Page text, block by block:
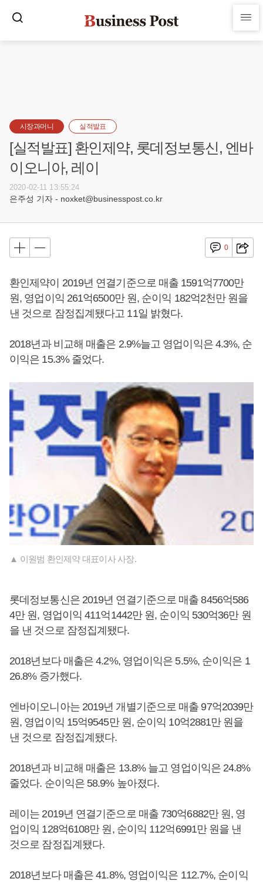
시장과머니 실적발표
[실적발표] 환인제약, 롯데정보통신, 엔바
이오니아, 레이
2020-02-11 13:55:24
은주성 기자 - noxket@businesspost.co.kr
0
환인제약이 2019년 연결기준으로 매출 1591억7700만
원, 영업이익 261억6500만 원, 순이익 182억2천만 원을
낸 것으로 잠정집계됐다고 11일 밝혔다.
2018년과 비교해 매출은 2.9%늘고 영업이익은 4.3%, 순
이익은 15.3% 줄었다.
▲ 이원범 환인제약 대표이사 사장.
롯데정보통신은 2019년 연결기준으로 매출 8456억586
4만 원, 영업이익 411억1442만 원, 순이익 530억36만 원
을 낸 것으로 잠정집계됐다.
2018년보다 매출은 4.2%, 영업이익은 5.5%, 순이익은 1
26.8% 증가했다.
엔바이오니아는 2019년 개별기준으로 매출 97억2039만
원, 영업이익 15억9545만 원, 순이익 10억2881만 원을
낸 것으로 잠정집계됐다.
2018년과 비교해 매출은 13.8% 늘고 영업이익은 24.8%
줄었다. 순이익은 58.9% 높아졌다.
레이는 2019년 연결기준으로 매출 730억6882만 원, 영
업이익 128억6108만 원, 순이익 112억6991만 원을 낸
것으로 잠정집계됐다.
2018년보다 매출은 41.8%, 영업이익은 112.7%, 순이익